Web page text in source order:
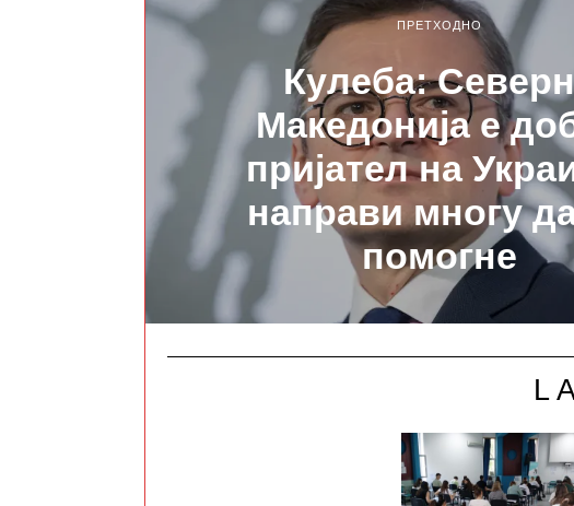
ПРЕТХОДНО
Кулеба:
Македонија е
пријател на
направи многу
помогне